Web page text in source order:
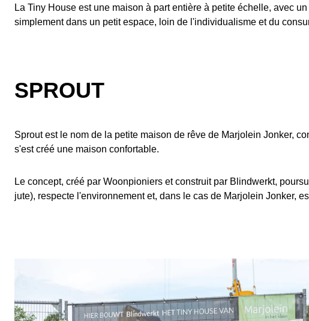
La Tiny House est une maison à part entière à petite échelle, avec
simplement dans un petit espace, loin de l'individualisme et du
SPROUT
Sprout est le nom de la petite maison de rêve de Marjolein Jonker,
s'est créé une maison confortable.
Le concept, créé par Woonpioniers et construit par Blindwerkt,
jute), respecte l'environnement et, dans le cas de Marjolein Jonker,